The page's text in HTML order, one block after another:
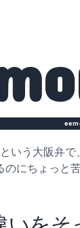
いう大阪弁
のにちょっと